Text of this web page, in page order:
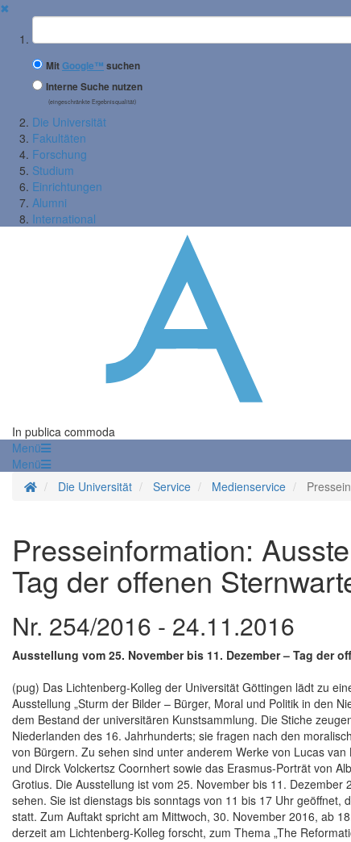
✖
Suchbegriff
MitGoogle™ suchen
Interne Suche nutzen
(eingeschränkte Ergebnisqualität)
Die Universität
Fakultäten
Forschung
Studium
Einrichtungen
Alumni
International
In publica commoda
Menü
Menü
StartseiteDie Universität Service Medienservice
Presseinformation:
Tag der offenen
Nr. 254/2016 - 24.11.2016
Ausstellung vom 25. November bis 11. Dezember – Tag der
(pug) Das Lichtenberg-Kolleg der Universität Göttingen lädt zu
Ausstellung „Sturm der Bilder – Bürger, Moral und Politik in den
dem Bestand der universitären Kunstsammlung. Die Stiche
Niederlanden des 16. Jahrhunderts; sie fragen nach den
von Bürgern. Zu sehen sind unter anderem Werke von Lucas
und Dirck Volckertsz Coornhert sowie das Erasmus-Porträt von
Grotius. Die Ausstellung ist vom 25. November bis 11.
sehen. Sie ist dienstags bis sonntags von 11 bis 17 Uhr
statt. Zum Auftakt spricht am Mittwoch, 30. November 2016, ab
derzeit am Lichtenberg-Kolleg forscht, zum Thema „The